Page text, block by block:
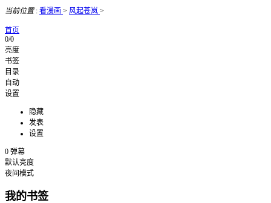
当前位置: 看漫画 > 风起苍岚 >
首页
0/0
亮度
书签
目录
自动
设置
隐藏
发表
设置
0 弹幕
默认亮度
夜间模式
我的书签